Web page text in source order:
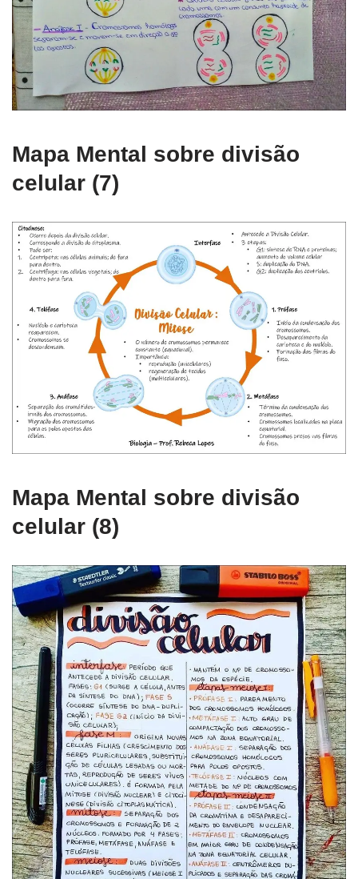
Mapa Mental sobre divisão
celular (7)
Mapa Mental sobre divisão
celular (8)